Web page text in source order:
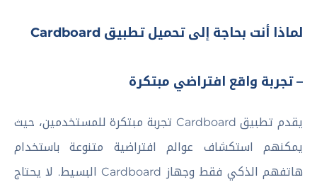
لماذا أنت بحاجة إلى تحميل تطبيق Cardboard
– تجربة واقع افتراضي مبتكرة
يقدم تطبيق Cardboard تجربة مبتكرة للمستخدمين، حيث
يمكنهم استكشاف عوالم افتراضية متنوعة باستخدام
هاتفهم الذكي فقط وجهاز Cardboard البسيط. لا يحتاج